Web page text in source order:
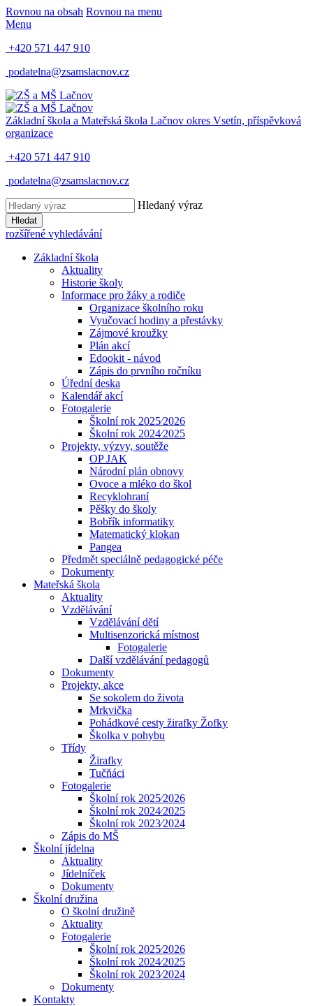
Rovnou na obsah Rovnou na menu
Menu
+420 571 447 910
podatelna@zsamslacnov.cz
Základní škola a Mateřská škola Lačnov okres Vsetín, příspěvková
organizace
+420 571 447 910
podatelna@zsamslacnov.cz
Hledaný výraz
Hledat
rozšířené vyhledávání
Základní škola
Aktuality
Historie školy
Informace pro žáky a rodiče
Organizace školního roku
Vyučovací hodiny a přestávky
Zájmové kroužky
Plán akcí
Edookit - návod
Zápis do prvního ročníku
Úřední deska
Kalendář akcí
Fotogalerie
Školní rok 2025⁄2026
Školní rok 2024⁄2025
Projekty, výzvy, soutěže
OP JAK
Národní plán obnovy
Ovoce a mléko do škol
Recyklohraní
Pěšky do školy
Bobřík informatiky
Matematický klokan
Pangea
Předmět speciálně pedagogické péče
Dokumenty
Mateřská škola
Aktuality
Vzdělávání
Vzdělávání dětí
Multisenzorická místnost
Fotogalerie
Další vzdělávání pedagogů
Dokumenty
Projekty, akce
Se sokolem do života
Mrkvička
Pohádkové cesty žirafky Žofky
Školka v pohybu
Třídy
Žirafky
Tučňáci
Fotogalerie
Školní rok 2025⁄2026
Školní rok 2024⁄2025
Školní rok 2023⁄2024
Zápis do MŠ
Školní jídelna
Aktuality
Jídelníček
Dokumenty
Školní družina
O školní družině
Aktuality
Fotogalerie
Školní rok 2025⁄2026
Školní rok 2024⁄2025
Školní rok 2023⁄2024
Dokumenty
Kontakty